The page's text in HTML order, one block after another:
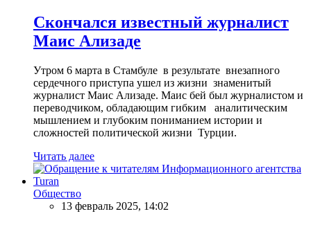
Скончался известный журналист
Маис Ализаде
Утром 6 марта в Стамбуле в результате внезапного
сердечного приступа ушел из жизни знаменитый
журналист Маис Ализаде. Маис бей был журналистом и
переводчиком, обладающим гибким аналитическим
мышлением и глубоким пониманием истории и
сложностей политической жизни Турции.
Читать далее
Общество
13 февраль 2025, 14:02